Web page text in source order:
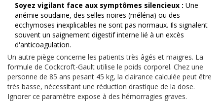
Soyez vigilant face aux symptômes silencieux : Une
anémie soudaine, des selles noires (méléna) ou des
ecchymoses inexplicables ne sont pas normaux. Ils signalent
souvent un saignement digestif interne lié à un excès
d'anticoagulation.
Un autre piège concerne les patients très âgés et maigres. La
formule de Cockcroft-Gault utilise le poids corporel. Chez une
personne de 85 ans pesant 45 kg, la clairance calculée peut être
très basse, nécessitant une réduction drastique de la dose.
Ignorer ce paramètre expose à des hémorragies graves.